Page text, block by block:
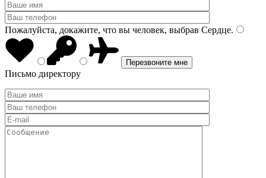
Пожалуйста, докажите, что вы человек, выбрав Сердце.
Письмо директору